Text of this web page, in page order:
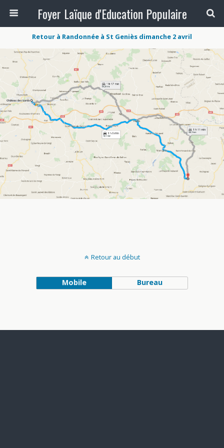
Foyer Laïque d'Education Populaire
Retour à Randonnée à St Geniès dimanche 2 avril
Retour au début
Mobile Bureau